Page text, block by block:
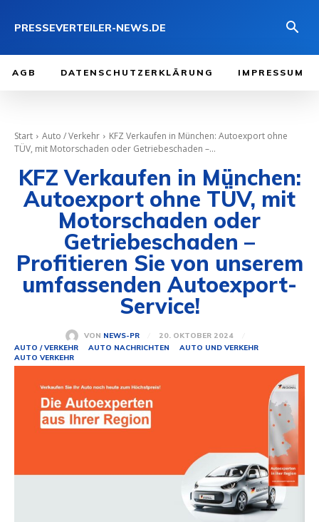
PRESSEVERTEILER-NEWS.DE
AGB DATENSCHUTZERKLÄRUNG IMPRESSUM
Start Auto / Verkehr
KFZ Verkaufen in München: Autoexport ohne
TÜV, mit Motorschaden oder Getriebeschaden –...
KFZ Verkaufen in München:
Autoexport ohne TÜV, mit
Motorschaden oder
Getriebeschaden –
Profitieren Sie von unserem
umfassenden Autoexport-
Service!
VON NEWS-PR
20. OKTOBER 2024
AUTO / VERKEHR
AUTO NACHRICHTEN
AUTO UND VERKEHR
AUTO VERKEHR